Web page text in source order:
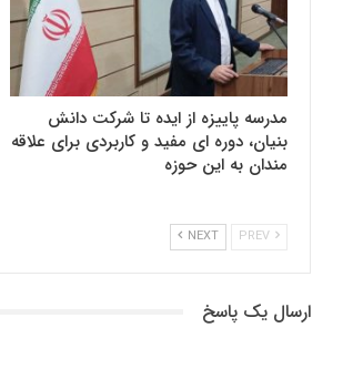
مدرسه پاییزه از ایده تا شرکت دانش
بنیان، دوره ای مفید و کاربردی برای علاقه
مندان به این حوزه
NEXT
ارسال یک پاسخ